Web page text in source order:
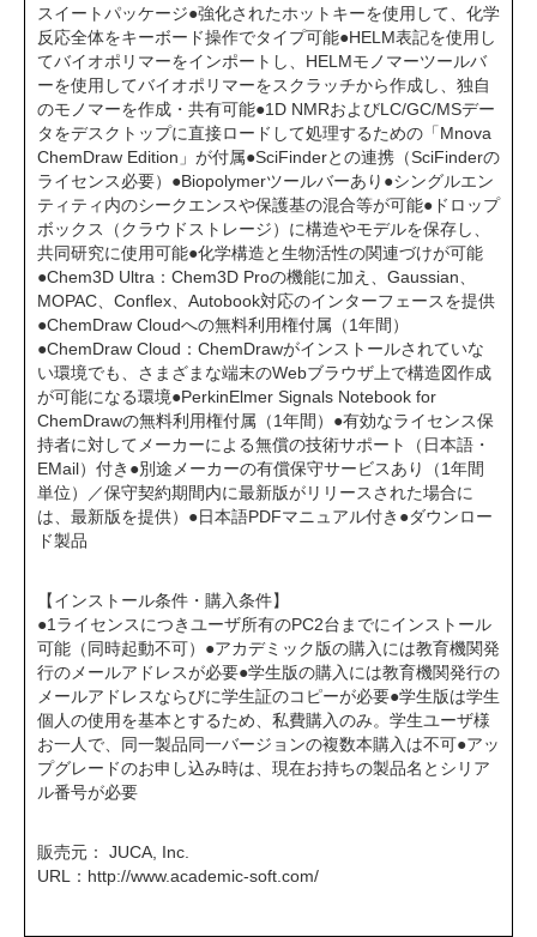
スイートパッケージ●強化されたホットキーを使用して、化学
反応全体をキーボード操作でタイプ可能●HELM表記を使用し
てバイオポリマーをインポートし、HELMモノマーツールバ
ーを使用してバイオポリマーをスクラッチから作成し、独自
のモノマーを作成・共有可能●1D NMRおよびLC/GC/MSデー
タをデスクトップに直接ロードして処理するための「Mnova
ChemDraw Edition」が付属●SciFinderとの連携（SciFinderの
ライセンス必要）●Biopolymerツールバーあり●シングルエン
ティティ内のシークエンスや保護基の混合等が可能●ドロップ
ボックス（クラウドストレージ）に構造やモデルを保存し、
共同研究に使用可能●化学構造と生物活性の関連づけが可能
●Chem3D Ultra：Chem3D Proの機能に加え、Gaussian、
MOPAC、Conflex、Autobook対応のインターフェースを提供
●ChemDraw Cloudへの無料利用権付属（1年間）
●ChemDraw Cloud：ChemDrawがインストールされていな
い環境でも、さまざまな端末のWebブラウザ上で構造図作成
が可能になる環境●PerkinElmer Signals Notebook for
ChemDrawの無料利用権付属（1年間）●有効なライセンス保
持者に対してメーカーによる無償の技術サポート（日本語・
EMail）付き●別途メーカーの有償保守サービスあり（1年間
単位）／保守契約期間内に最新版がリリースされた場合に
は、最新版を提供）●日本語PDFマニュアル付き●ダウンロー
ド製品
【インストール条件・購入条件】
●1ライセンスにつきユーザ所有のPC2台までにインストール
可能（同時起動不可）●アカデミック版の購入には教育機関発
行のメールアドレスが必要●学生版の購入には教育機関発行の
メールアドレスならびに学生証のコピーが必要●学生版は学生
個人の使用を基本とするため、私費購入のみ。学生ユーザ様
お一人で、同一製品同一バージョンの複数本購入は不可●アッ
プグレードのお申し込み時は、現在お持ちの製品名とシリア
ル番号が必要
販売元： JUCA, Inc.
URL： http://www.academic-soft.com/